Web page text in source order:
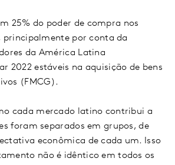
25% do poder de compra nos
principalmente por conta da
da América Latina
2022 estáveis na aquisição de bens
(FMCG).
cada mercado latino contribui a
foram separados em grupos, de
econômica de cada um. Isso
não é idêntico em todos os